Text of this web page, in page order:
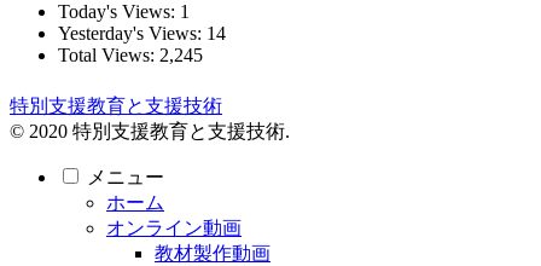
Today's Views: 1
Yesterday's Views: 14
Total Views: 2,245
特別支援教育と支援技術
© 2020 特別支援教育と支援技術.
メニュー
ホーム
オンライン動画
教材製作動画